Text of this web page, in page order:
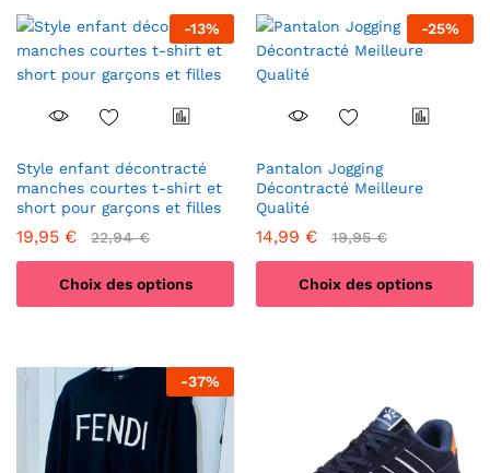
-13%
Style enfant décontracté
manches courtes t-shirt et
short pour garçons et filles
19,95 € 22,94€
Choix des options
a
plusieurs
variations.
options
-25%
Pantalon Jogging
Décontracté Meilleure
Qualité
14,99 € 19,95€
Choix des options
-37%